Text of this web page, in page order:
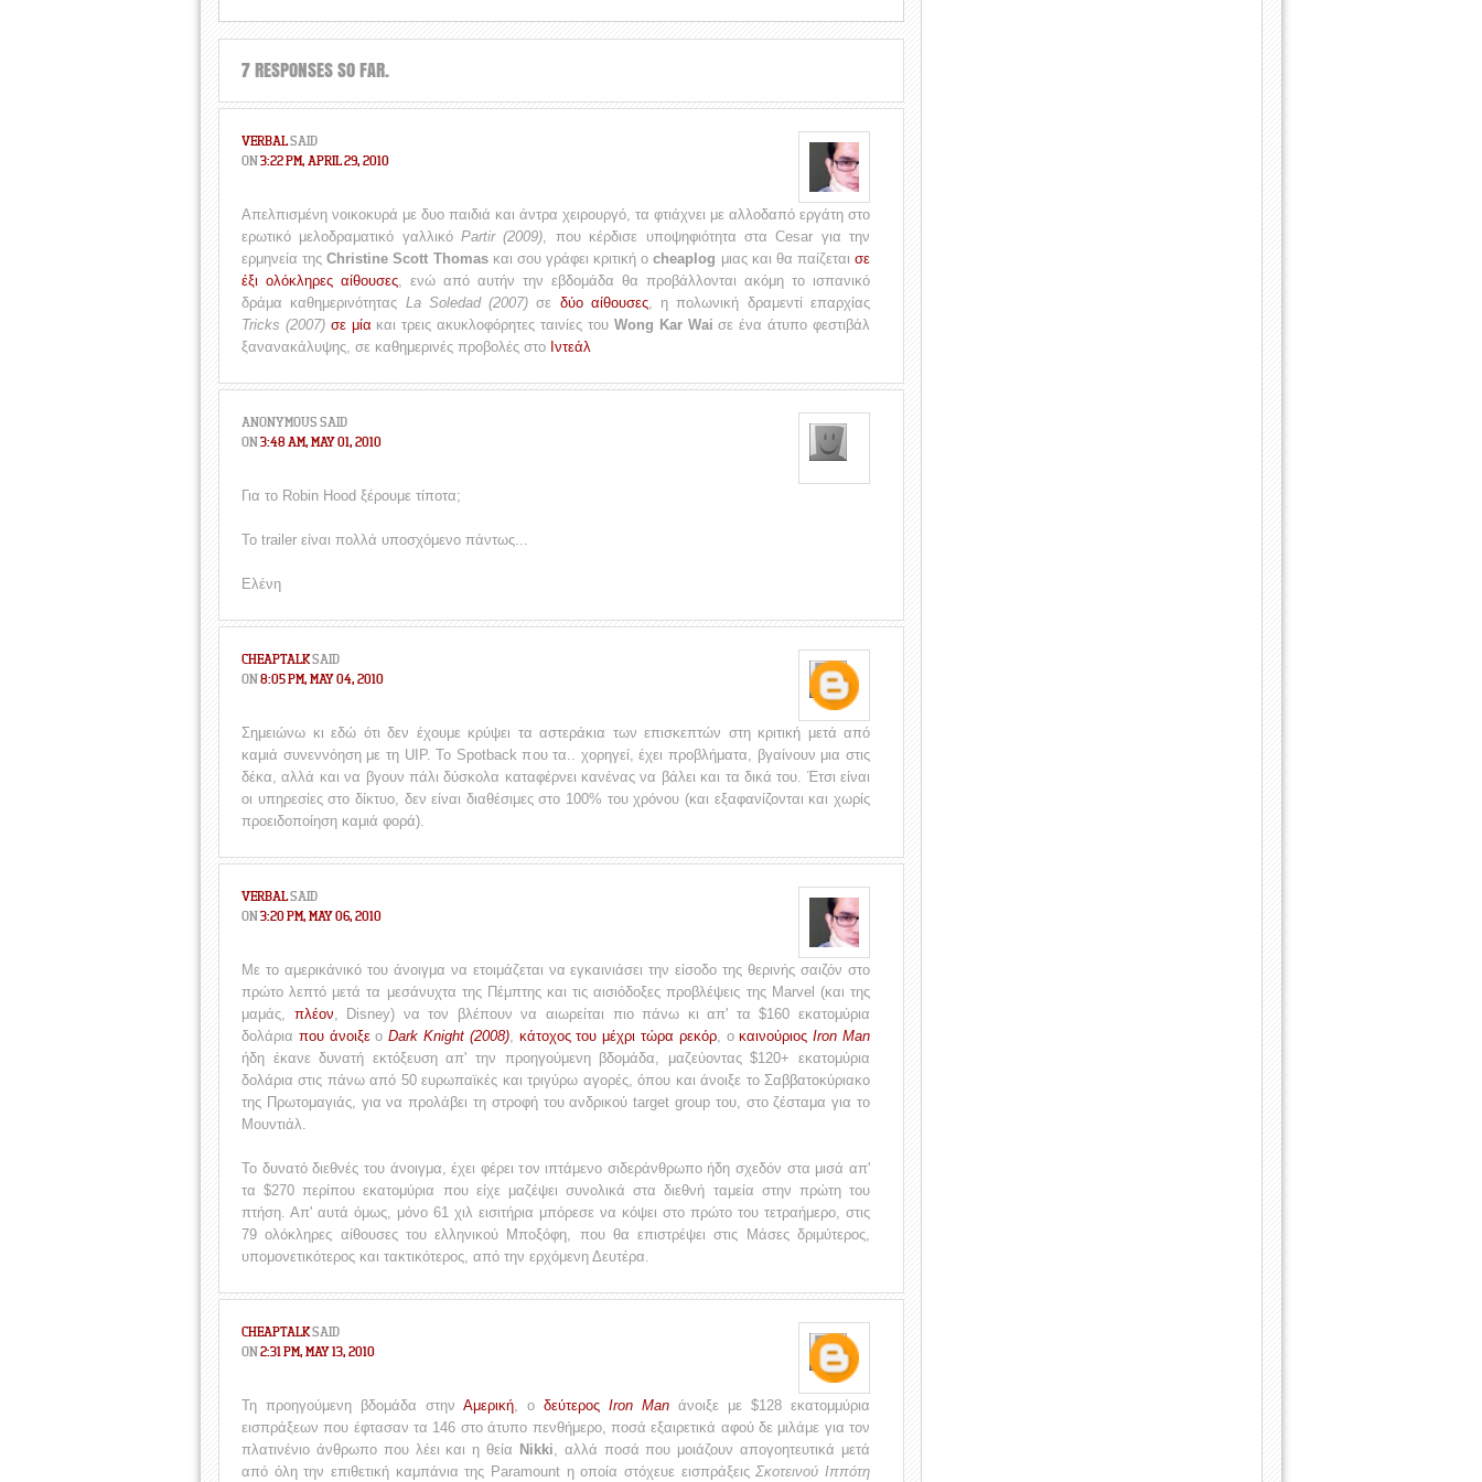
7 RESPONSES SO FAR.
VERBALSAID
ON3:22 PM, APRIL 29, 2010
Απελπισμένη νοικοκυρά με δυο παιδιά και άντρα χειρουργό, τα φτιάχνει με αλλοδαπό εργάτη στο
ερωτικό μελοδραματικό γαλλικόPartir (2009), που κέρδισε υποψηφιότητα στα Cesar για την
ερμηνεία τηςChristine Scott Thomasκαι σου γράφει κριτική οcheaplog μιας και θα παίζεταισε
έξι ολόκληρες αίθουσες, ενώ από αυτήν την εβδομάδα θα προβάλλονται ακόμη το ισπανικό
δράμα καθημερινότητας La Soledad (2007) σε δύο αίθουσες, η πολωνική δραμεντί επαρχίας
Tricks (2007) σε μία και τρεις ακυκλοφόρητες ταινίες του Wong Kar Wai σε ένα άτυπο φεστιβάλ
ξανανακάλυψης, σε καθημερινές προβολές στο Ιντεάλ
ANONYMOUS SAID
ON3:48 AM, MAY 01, 2010
Για το Robin Hood ξέρουμε τίποτα;
Το trailer είναι πολλά υποσχόμενο πάντως...
Ελένη
CHEAPTALKSAID
ON8:05 PM, MAY 04, 2010
Σημειώνω κι εδώ ότι δεν έχουμε κρύψει τα αστεράκια των επισκεπτών στη κριτική μετά από
καμιά συνεννόηση με τη UIP. Το Spotback που τα.. χορηγεί, έχει προβλήματα, βγαίνουν μια στις
δέκα, αλλά και να βγουν πάλι δύσκολα καταφέρνει κανένας να βάλει και τα δικά του. Έτσι είναι
οι υπηρεσίες στο δίκτυο, δεν είναι διαθέσιμες στο 100% του χρόνου (και εξαφανίζονται και χωρίς
προειδοποίηση καμιά φορά).
VERBALSAID
ON3:20 PM, MAY 06, 2010
Με το αμερικάνικό του άνοιγμα να ετοιμάζεται να εγκαινιάσει την είσοδο της θερινής σαιζόν στο
πρώτο λεπτό μετά τα μεσάνυχτα της Πέμπτης και τις αισιόδοξες προβλέψεις της Marvel (και της
μαμάς, πλέον, Disney) να τον βλέπουν να αιωρείται πιο πάνω κι απ' τα $160 εκατομύρια
δολάρια που άνοιξεοDark Knight (2008), κάτοχος του μέχρι τώρα ρεκόρ, oκαινούριοςIron Man
ήδη έκανε δυνατή εκτόξευση απ' την προηγούμενη βδομάδα, μαζεύοντας $120+ εκατομύρια
δολάρια στις πάνω από 50 ευρωπαϊκές και τριγύρω αγορές, όπου και άνοιξε το Σαββατοκύριακο
της Πρωτομαγιάς, για να προλάβει τη στροφή του ανδρικού target group του, στο ζέσταμα για το
Μουντιάλ.
Το δυνατό διεθνές του άνοιγμα, έχει φέρει τον ιπτάμενο σιδεράνθρωπο ήδη σχεδόν στα μισά απ'
τα $270 περίπου εκατομύρια που είχε μαζέψει συνολικά στα διεθνή ταμεία στην πρώτη του
πτήση. Απ' αυτά όμως, μόνο 61 χιλ εισιτήρια μπόρεσε να κόψει στο πρώτο του τετραήμερο, στις
79 ολόκληρες αίθουσες του ελληνικού Μποξόφη, που θα επιστρέψει στις Μάσες δριμύτερος,
υπομονετικότερος και τακτικότερος, από την ερχόμενη Δευτέρα.
CHEAPTALKSAID
ON2:31 PM, MAY 13, 2010
Τη προηγούμενη βδομάδα στην Αμερική, ο δεύτερος Iron Man άνοιξε με $128 εκατομμύρια
εισπράξεων που έφτασαν τα 146 στο άτυπο πενθήμερο, ποσά εξαιρετικά αφού δε μιλάμε για τον
πλατινένιο άνθρωπο που λέει και η θεία Nikki, αλλά ποσά που μοιάζουν απογοητευτικά μετά
από όλη την επιθετική καμπάνια της Paramount η οποία στόχευε εισπράξειςΣκοτεινού Ιππότη